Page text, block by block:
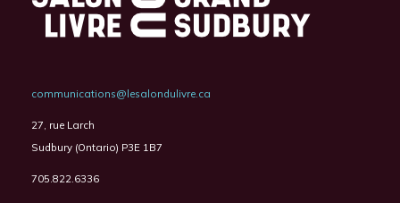
communications@lesalondulivre.ca
27, rue Larch
Sudbury (Ontario) P3E 1B7
705.822.6336